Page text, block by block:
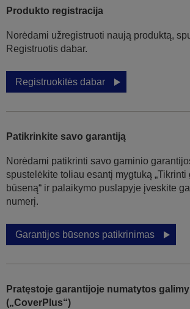
Produkto registracija
Norėdami užregistruoti naują produktą,
Registruotis dabar.
Registruokitės dabar
Patikrinkite savo garantiją
Norėdami patikrinti savo gaminio
spustelėkite toliau esantį mygtuką „Tikrinti
būseną“ ir palaikymo puslapyje įveskite
numerį.
Garantijos būsenos patikrinimas
Pratęstoje garantijoje numatytos
(„CoverPlus“)